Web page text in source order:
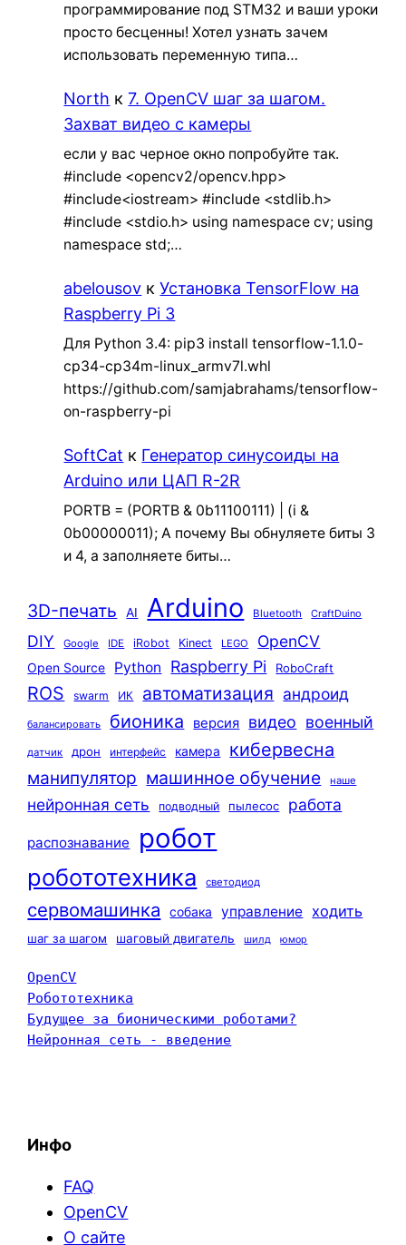
программирование под STM32 и ваши уроки
просто бесценны! Хотел узнать зачем
использовать переменную типа…
North к7. OpenCV шаг за шагом.
Захват видео с камеры
если у вас черное окно попробуйте так.
#include <opencv2/opencv.hpp>
#include<iostream> #include <stdlib.h>
#include <stdio.h> using namespace cv; using
namespace std;…
abelousov кУстановка TensorFlow на
Raspberry Pi 3
Для Python 3.4: pip3 install tensorflow-1.1.0-
cp34-cp34m-linux_armv7l.whl
https://github.com/samjabrahams/tensorflow-
on-raspberry-pi
SoftCat к Генератор синусоиды на
Arduino или ЦАП R-2R
PORTB = (PORTB & 0b11100111) | (i &
0b00000011); А почему Вы обнуляете биты 3
и 4, а заполняете биты…
3D-печать AI Arduino Bluetooth CraftDuino
DIY Google IDE iRobot Kinect LEGO OpenCV
Open Source Python Raspberry Pi RoboCraft
ROS swarm ИК автоматизация андроид
балансировать бионика версия видео военный
датчик дрон интерфейс камера кибервесна
манипулятор машинное обучение наше
нейронная сеть подводный пылесос работа
распознавание робот
робототехника светодиод
сервомашинка собака управление ходить
шаг за шагом шаговый двигатель шилд юмор
OpenCV
Робототехника
Будущее за бионическими роботами?
Нейронная сеть - введение
Инфо
FAQ
OpenCV
О сайте